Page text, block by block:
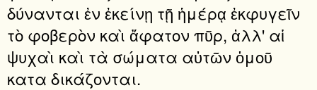
δύνανται ἐν ἐκείνῃ τῇ ἡμέρᾳ ἐκφυγεῖν
τὸ φοβερὸν καὶ ἄφατον πῦρ, ἀλλ' αἱ
ψυχαὶ καὶ τὰ σώματα αὐτῶν ὁμοῦ
κατα δικάζονται.